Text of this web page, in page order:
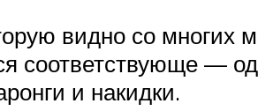
видно со многих
соответствующе —
и накидки.